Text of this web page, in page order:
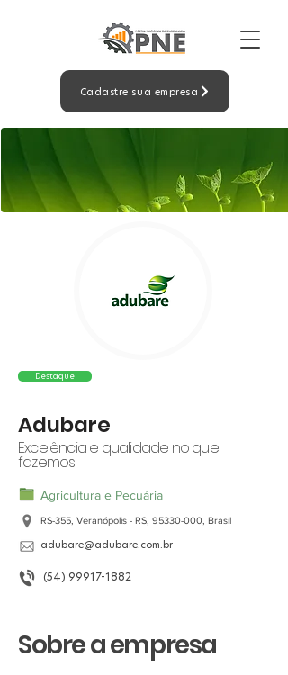
Cadastre sua empresa
Destaque
Adubare
Excelência e qualidade no que
fazemos
Agricultura e Pecuária
RS-355, Veranópolis - RS, 95330-000 , Brasil
adubare@adubare.com.br
(54) 99917-1882
Sobre a empresa